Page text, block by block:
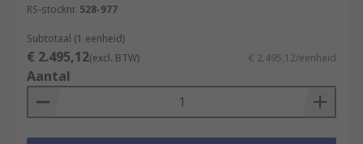
RS-stocknr. 528-977
Subtotaal (1 eenheid)
€ 2.495,12(excl. BTW) € 2.495,12/eenheid
Aantal